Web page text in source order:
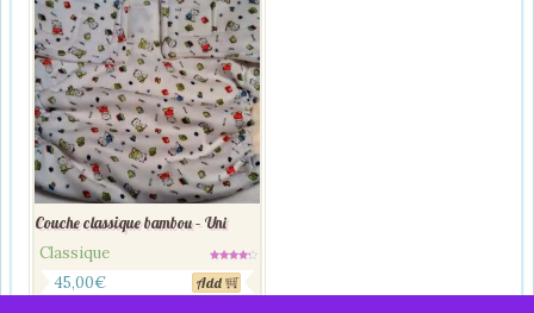
Couche classique bambou – Uni
Classique
4.00
sur 5
45,00€ Add